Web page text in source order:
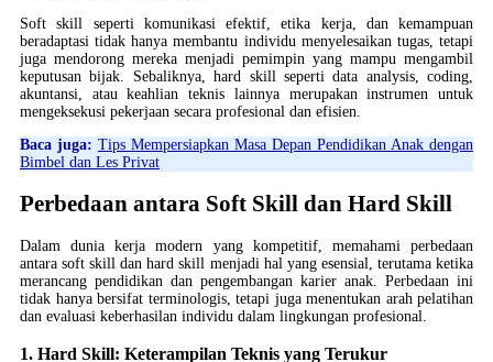
Soft skill seperti komunikasi efektif, etika kerja, dan kemampuan
beradaptasi tidak hanya membantu individu menyelesaikan tugas, tetapi
juga mendorong mereka menjadi pemimpin yang mampu mengambil
keputusan bijak. Sebaliknya, hard skill seperti data analysis, coding,
akuntansi, atau keahlian teknis lainnya merupakan instrumen untuk
mengeksekusi pekerjaan secara profesional dan efisien.
Baca juga: Tips Mempersiapkan Masa Depan Pendidikan Anak dengan
Bimbel dan Les Privat
Perbedaan antara Soft Skill dan Hard Skill
Dalam dunia kerja modern yang kompetitif, memahami perbedaan
antara soft skill dan hard skill menjadi hal yang esensial, terutama ketika
merancang pendidikan dan pengembangan karier anak. Perbedaan ini
tidak hanya bersifat terminologis, tetapi juga menentukan arah pelatihan
dan evaluasi keberhasilan individu dalam lingkungan profesional.
1. Hard Skill: Keterampilan Teknis yang Terukur